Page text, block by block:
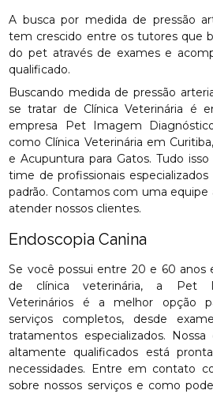
A busca por medida de pressão
tem crescido entre os tutores que
do pet através de exames e
qualificado.
Buscando medida de pressão
se tratar de Clínica Veterinária é
empresa Pet Imagem
como Clínica Veterinária em
e Acupuntura para Gatos. Tudo
time de profissionais
padrão. Contamos com uma
atender nossos clientes.
Endoscopia Canina
Se você possui entre 20 e 60 anos
de clínica veterinária, a Pet
Veterinários é a melhor opção
serviços completos, desde
tratamentos especializados.
altamente qualificados está
necessidades. Entre em contato
sobre nossos serviços e como